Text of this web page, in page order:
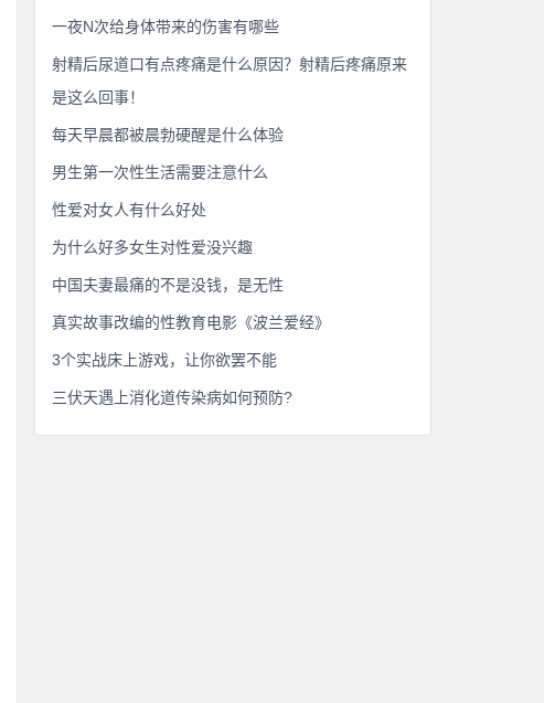
一夜N次给身体带来的伤害有哪些
射精后尿道口有点疼痛是什么原因？射精后疼痛原来
是这么回事！
每天早晨都被晨勃硬醒是什么体验
男生第一次性生活需要注意什么
性爱对女人有什么好处
为什么好多女生对性爱没兴趣
中国夫妻最痛的不是没钱，是无性
真实故事改编的性教育电影《波兰爱经》
3个实战床上游戏，让你欲罢不能
三伏天遇上消化道传染病如何预防?